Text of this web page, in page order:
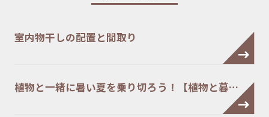
室内物干しの配置と間取り
植物と一緒に暑い夏を乗り切ろう！【植物と暮…